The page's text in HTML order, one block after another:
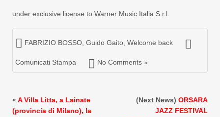
under exclusive license to Warner Music Italia S.r.l.
FABRIZIO BOSSO Guido Gaito Welcome back
Comunicati Stampa No Comments »
« A Villa Litta, a Lainate
(provincia di Milano), la
(Next News) ORSARA
JAZZ FESTIVAL